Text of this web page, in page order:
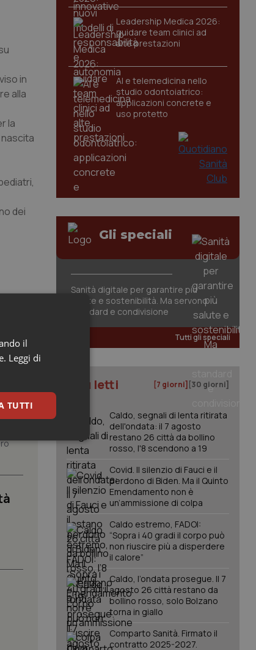
in
alla
la
dei
Leadership Medica 2026:
guidare team clinici ad
alte prestazioni
AI e telemedicina nello
studio odontoiatrico:
applicazioni concrete e
uso protetto
Gli speciali
Sanità digitale per garantire più
salute e sostenibilità. Ma servono
standard e condivisione
Tutti gli speciali
I più letti [7 giorni] [30 giorni]
Caldo, segnali di lenta ritirata
dell'ondata: il 7 agosto
restano 26 città da bollino
rosso, l'8 scendono a 19
Covid. Il silenzio di Fauci e il
perdono di Biden. Ma il Quinto
Emendamento non è
un’ammissione di colpa
Caldo estremo, FADOI:
“Sopra i 40 gradi il corpo può
non riuscire più a disperdere
il calore”
Caldo, l’ondata prosegue. Il 7
agosto 26 città restano da
bollino rosso, solo Bolzano
torna in giallo
Comparto Sanità. Firmato il
contratto 2025-2027.
il
Leggi di
TUTTI
sulle pagine
le
la loro
le loro